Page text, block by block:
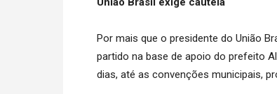
Por mais que o presidente do União
partido na base de apoio do prefeito
dias, até as convenções municipais,